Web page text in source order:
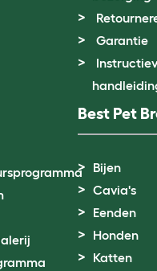
Garantie
Best Pet
Bijen
Cavia's
Eenden
Honden
Katten